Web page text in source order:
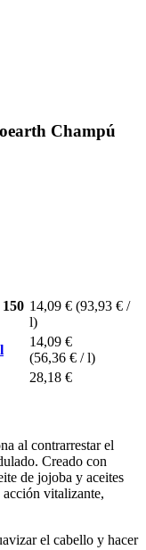
Champú
14,09 € (93,93 € /
l)
14,09 €
(56,36 € / l)
28,18 €
al contrarrestar el
Creado con
de jojoba y aceites
acción vitalizante,
el cabello y hacer